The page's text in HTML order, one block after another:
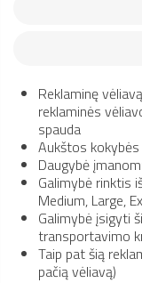
Reklaminę
reklaminės
spauda
Aukštos
Daugybė
Galimybė rinktis
Medium, Large,
Galimybė įsigyti
transportavimo
Taip pat šią
pačią vėliavą)